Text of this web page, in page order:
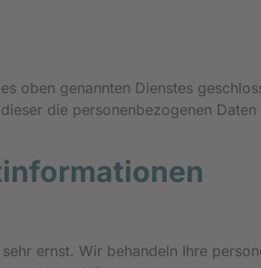
oben genannten Dienstes
die personenbezogenen
ernst. Wir behandeln Ihre